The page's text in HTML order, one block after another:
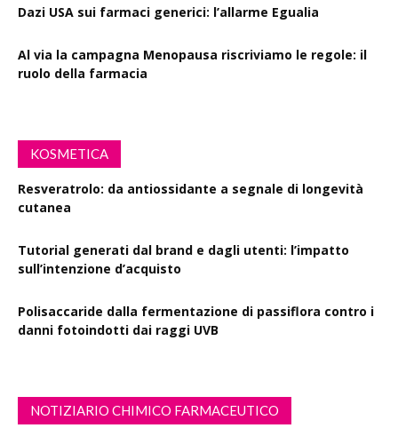
Dazi USA sui farmaci generici: l’allarme Egualia
Al via la campagna Menopausa riscriviamo le regole: il
ruolo della farmacia
KOSMETICA
Resveratrolo: da antiossidante a segnale di longevità
cutanea
Tutorial generati dal brand e dagli utenti: l’impatto
sull’intenzione d’acquisto
Polisaccaride dalla fermentazione di passiflora contro i
danni fotoindotti dai raggi UVB
NOTIZIARIO CHIMICO FARMACEUTICO